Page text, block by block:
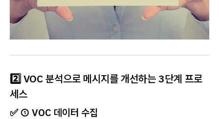
2️⃣ VOC 분석으로 메시지를 개선하는 3단계 프로
세스
✅ ① VOC 데이터 수집